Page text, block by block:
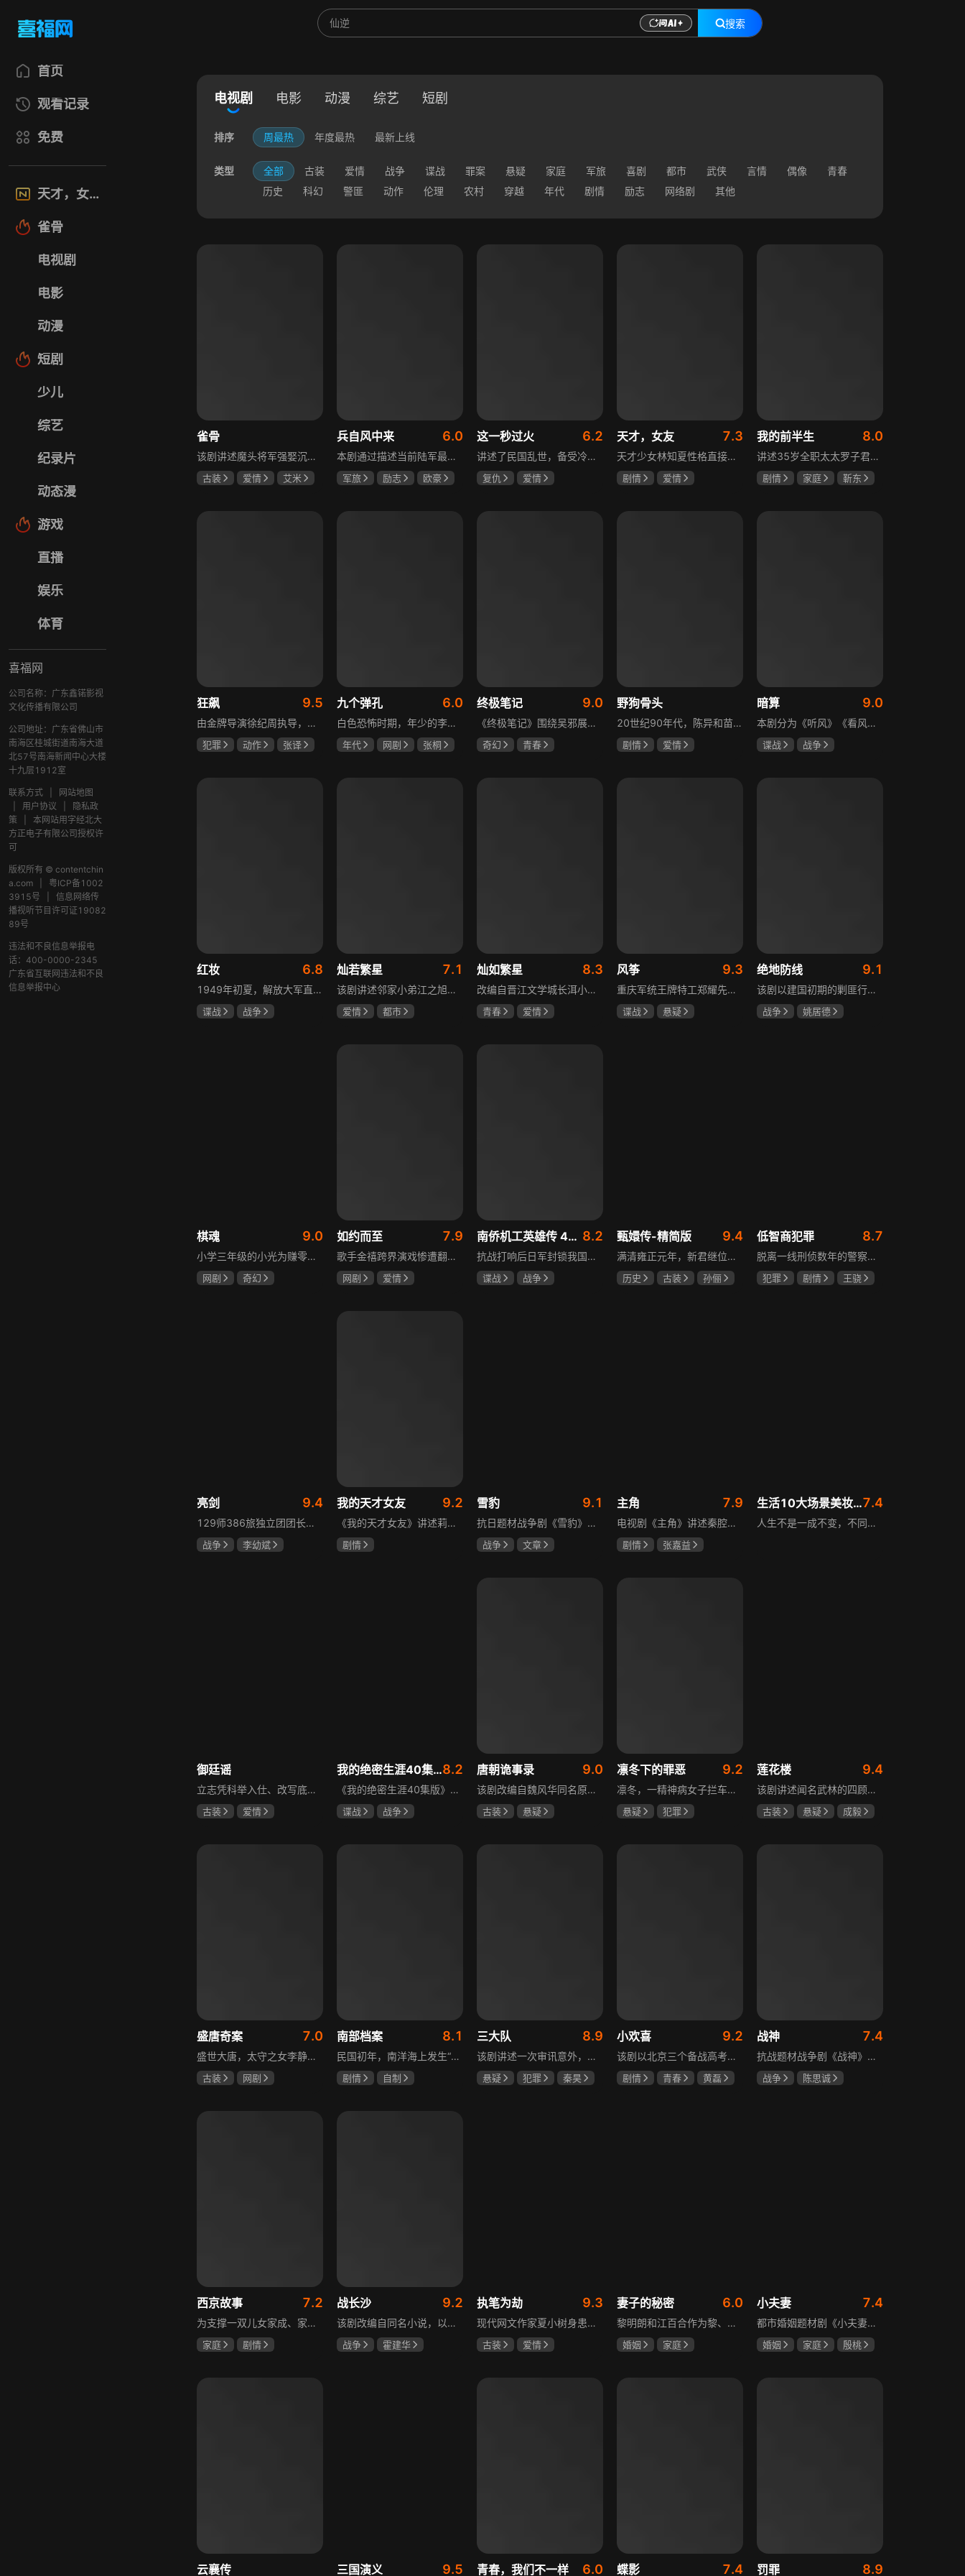
搜索
首页
观看记录
免费
天才，女友
雀骨
电视剧
电影
动漫
短剧
少儿
综艺
纪录片
动态漫
游戏
直播
娱乐
体育
喜福网
公司名称：广东鑫锘影视
文化传播有限公司
公司地址：广东省佛山市
南海区桂城街道南海大道
北57号南海新闻中心大楼
十九层1912室
联系方式
网站地图
用户协议
隐私政
策
本网站用字经北大
方正电子有限公司授权许
可
版权所有 © contentchin
a.com
粤ICP备1002
3915号
信息网络传
播视听节目许可证19082
89号
违法和不良信息举报电
话：400-0000-2345
广东省互联网违法和不良
信息举报中心
电视剧 电影 动漫 综艺 短剧
排序 周最热 年度最热 最新上线
类型 全部 古装 爱情 战争 谍战 罪案 悬疑 家庭 军旅 喜剧 都市 武侠 言情 偶像
青春
历史
科幻 警匪 动作 伦理 农村 穿越 年代 剧情 励志 网络剧 其他
雀骨
该剧讲述魔头将军强娶沉迷机关术的财迷假千金，两人从契约夫妻起步，在生死局中互扒马甲，爱意与杀意交织共生。过程中他们揭露朝堂阴谋，破解生死乱局，最终共同守护家国太平，融合了权谋、爱情、冒险等多重元素，情节跌宕起伏。
古装 爱情
艾米
兵自风中来 6.0
本剧通过描述当前陆军最具新型作战特色的特战、空突、侦察、信息等代表性兵种的官兵练兵备战，在历次实战演习中磨砺意志技能、逐渐形成新质作战能力等故事，反映了某集团军党委坚决落实习主席新时代强军思想，着眼打造一流陆军，谋划转型，大力推进战斗力建设的历史担当，浓缩了陆军官兵改革面前备战打仗矢志强军的铁血追求、展现了新时代陆军官兵积极投身军队转型的全新风貌，是一部融合备战打仗、青春成长励志、英雄主义传承，同时将军人荣誉、使命、爱情熔为一炉的军事题材正能量大剧。
军旅 励志
欧豪
这一秒过火 6.2
讲述了民国乱世，备受冷眼的世家少爷慕容清峄与饱受苦难的复仇孤女任素素阴差阳错结缘相识，却因误会含恨而别。两人再重逢，却身份错位，陷入爱恨交织的极限拉扯中。二人历经世事波折与生离死别，最后携手直面乱世危局。
复仇
爱情
天才，女友 7.3
天才少女林知夏性格直接、不善交际，从小没有好友。考入省一中后，她因解题比拼与性格阳光的学霸江逾白相识并成为同桌。作为社交达人的江逾白帮林知夏融入集体交到汤婷婷、段启言、沈负暄、金百慧等朋友，林知夏为表达感谢帮他补习功课，两人渐渐从竞争走向互助，最终成为最好的朋友。俩人还一同解决同学被骗、一起参加社团活动与省数学竞赛，在这个过程中，江逾白对林知夏感情渐生，但只把爱意埋在心里。林知夏被保送复旦后，江逾白准备在毕业之旅对她告白，却因母亲卷入诈骗案而遗憾离开，俩人最终能否冲破阻碍走到一起
剧情
爱情
我的前半生 8.0
讲述35岁全职太太罗子君因丈夫突然离婚陷入人生谷底，带孩子闯入社会，从安逸走向落魄。贺涵作为事业有成的精英，平静生活被罗子君打破，需应对各类突发状况。生活逼迫罗子君重拾骨气，贺涵也收获温暖，二人历经波折，罗子君实现自我成长，贺涵也找到人生新方向，展现都市女性蜕变与情感纠葛。
剧情 家庭
靳东
狂飙 9.5
由金牌导演徐纪周执导，张译、张颂文、李一桐、张志坚、吴刚领衔主演，倪大红、韩童生、李建义特邀主演的中央政法委重点项目。一部扫黑除恶坚决斗争的回忆录，横跨20年的群像叙事全景式展现时代变迁下的黑白较量与复杂人性。
犯罪 动作
张译
九个弹孔 6.0
白色恐怖时期，年少的李智信家破人亡后投身革命武装，因作战有勇有谋获“小狼崽子”绰号。他长期率部孤悬敌后，与日寇、反动派对决，多次负伤仍不改初心。凭借坚韧意志，他从游击队员成长为新四军干部、解放军司令员，身上的九个弹孔是他践行革命誓言、见证成长的勋章。
年代 网剧
张桐
终极笔记 9.0
《终极笔记》围绕吴邪展开，他因好奇三叔经历，历险归来收神秘录像带后卷入阴谋，只身闯格尔木疗养院偶遇张起灵等六人组队，在西王母宫发现陨玉，却遇三叔失踪、张起灵失忆。众人寻记忆探张家古楼，因裘德考介入受阻，后联手霍老太再探遭意外，谜团未解，吴邪被迫伪装成三叔，剧情充满冒险与悬疑。
奇幻
青春
野狗骨头
20世纪90年代，陈异和苗靖因父母相识结缘，从充满敌意到彼此依靠，后因家庭变故不得不相依为命。大学时苗靖告白，陈异却因纵火案逼她离开藤城。多年后重逢，陈异为保护苗靖以身入局，两人并肩对抗走私团伙，最终陈异告白，两人终成眷属。
剧情
爱情
暗算 9.0
本剧分为《听风》《看风》和《捕风》三个篇章，三者在时间关系及故事上相对独立，又千丝万缕。听风，即无线电侦听者，是一群“靠耳朵打江山”的人，他们的耳朵可以听到天外之音、无声之音、秘密之音。看风，即密码破译的人，是一群“善于神机妙算”的人，他们的慧眼可以识破天机、释读天书、看阅无字之书。捕风，即我党地下工作者，在国民党大肆实施白色恐怖时期，他们是牺牲者更是战斗者，乔装打扮深入虎穴，迎风而战，为缔造共和国立下不朽的丰功伟业。
谍战
战争
红妆 6.8
1949年初夏，解放大军直抵上海，国民党国防部保密局的中共地下党员邓家骥奉命撤往台湾，其妻同为地下党的沈荷因临产被留在上海。新中国成立之初，面对敌特的破坏活动，斗争形势严峻，沈荷隐藏真实身份，继续与敌人展开新一轮斗争，在隐秘战线坚守信仰，为新政权的稳定默默奉献。
谍战
战争
灿若繁星 7.1
该剧讲述邻家小弟江之旭留学归来，竟成了夏千星的顶头上司。从小管着江之旭、事事压他一头的夏千星无法接受，两人互不服气，在公司内外明争暗斗。江之旭借职位刁难夏千星，夏千星则用姐姐身份压制他，然而夏千星不知道，江之旭拼尽全力坐上这个位子，就是为了陪在她身边保护她。
爱情
都市
灿如繁星 8.3
改编自晋江文学城长洱小说《狭路》，讲述心理学博士林晚星遭遇变故后返乡任教，邂逅顶级教练王法，带领垫底差生逆袭追梦的热血救赎故事。林晚星用“自由式”教育，培养少年们的独立人格，帮他们学会生活、融洽自我、发现所爱、勇于追求，诠释“不远狭路，终见光明”的成长内核。
青春
爱情
风筝 9.3
重庆军统王牌特工郑耀先实为潜伏的中共特工“风筝”，上线牺牲后他与组织失联，解放后化名周志乾继续提供情报。身份证实后他仍协助破获特务案，三十年情报生涯中他遭敌人追杀、妻离子散，为国家牺牲是他的人生价值。
谍战
悬疑
绝地防线 9.1
该剧以建国初期的剿匪行动为背景，讲述中国人民解放军西线小分队追击黑山寺国民党残部的故事。小分队在执行任务过程中，严格遵照上级指示，既要完成军事目标，又全力保护沿途百姓的生命财产安全，同时对残部人员采取劝降与救治相结合的策略。最终，小分队成功控制了区域内的疫情，救出了愿意投诚的士兵，圆满完成了剿匪解救任务，展现了解放军的优良作风与使命担当。
战争
姚居德
棋魂 9.0
小学三年级的小光为赚零用钱到爷爷家寻宝，偶然翻出旧棋盘，接触棋盘的一瞬间，附身棋盘中的棋士褚嬴的灵魂进入了小光体内。后来小光在学校围棋会所结识少年天才小亮，为测试褚嬴实力，小光贸然与小亮对弈并小胜，他误以为褚嬴棋力平平，小亮却大受打击。数日后小亮再次挑战，再次惨败在褚嬴手下，二人从此成了相爱相杀的棋坛宿敌。在褚嬴指导下，小光进步神速，逐渐对围棋产生兴趣，最终在全国大赛与小亮激战中，褚嬴下出绝妙一局，小光却看出更高一着，终于在自己努力、褚嬴帮助和与小亮的磨练中，独立对弈，燃起真正的棋魂。
网剧
奇幻
如约而至 7.9
歌手金禧跨界演戏惨遭翻车，全网群嘲演技拉胯！不服输的他另辟蹊径，转行试水音乐剧，誓要逆袭打脸。机缘巧合下，他对高冷硬核的金牌音乐剧导演宁瑾一见心动，两人意外留下暧昧一吻，转头试镜现场再度狭路相逢。宁瑾本就抵触偶像跨界，对半路空降的流量新人金禧百般严苛，花式魔鬼训练轮番上线。金禧顶住剧团前辈排挤、同行暗算、舆论刁难等重重危机，日夜苦练打磨演技，慢慢褪去偶像光环、解锁真实自我，一点点打动高冷导演和剧团众人。一路走来，二人历经误会争执、事业危机、亲情心结、分手磨合多重考验，在并肩拯救濒临倒闭的剧团、携手打磨《倩女幽魂》剧目、共渡舞台难关的过程中，情愫渐生、双向治愈。最终剧目首演大获成功，叛逆
网剧
爱情
南侨机工英雄传 43集版 8.2
抗战打响后日军封锁我国运输路线，神鼓滇缅公路撑起抗战后勤补给，因急缺司机和技工，三千余名南洋华侨毅然归国共赴国难。方家兄弟是典型代表，大哥方天海表面投靠日军实为中共地下工作者，委曲求全游走生死间；弟弟方千树从纨绔子弟成长为抗日战士。剧集以真实历史为背景，展现华侨爱国情怀与民族大义。
谍战
战争
甄嬛传-精简版 9.4
满清雍正元年，新君继位后朝堂看似祥和实则暗流涌动，后宫华妃与皇后分庭抗礼，各方势力裹挟其中凶险异常，太后主持选秀拉开帷幕，大理寺少卿甄远道长女甄嬛意外得雍正赏识步入皇宫，在皇后与华妃的夹击下，甄嬛小心周旋忍辱负重，不得不用智慧保护自己，一次次卷入残酷宫闱斗争。
历史 古装
孙俪
低智商犯罪 8.7
脱离一线刑侦数年的警察张一昂，因省厅匿名举报信被派往三江口调查。他刚到就遇刑警队长被害，洗清嫌疑时意外抓获连环杀人案凶手，迅速建立声望。张一昂锁定当地富商周荣团伙，蠢贼间勾心斗角的蝴蝶效应助警方屡建奇功，最终查明同僚遇害真相，让真凶落网。剧集以喜剧风格展现刑侦故事，充满黑色幽默。
犯罪 剧情
王骁
亮剑 9.4
129师386旅独立团团长李云龙敢想敢干、不按规矩办事，脾气火爆性格直爽，带领独立团展现出敢于拼杀的劲头，接连击败坂田连队、山崎大队、山本部队，名声大噪却因屡次犯规遭贬斥。抗战时期他与国军358团团长楚云飞惺惺相惜，徐蚌会战中一较高下双双重伤，养病期间李云龙与护士田雨相恋，两人及亲人战友历经国家沧桑巨变。
战争
李幼斌
我的天才女友 9.2
《我的天才女友》讲述莉拉和莱侬这对好朋友的童年与少年时代。故事从友情开始，描绘女性友情的微妙变化——她们相互支持、妒忌和猜疑，又不断向外拓展，在与外部世界的试探中为自己塑形。莉拉聪明漂亮，莱侬羡慕她的天赋与决断力，两人都视对方为隐秘镜子，暗暗角力，展现女性成长中的复杂关系与自我探寻。
剧情
雪豹 9.1
抗日题材战争剧《雪豹》讲述抗日女学生陈怡是一个在革命道路上逐渐成长起来的优秀青年。从慷慨激昂的热血学生，到成熟稳重的革命战士，甚至执行任务的时候还要扮演性格大胆奔放的交际花，打入到敌人内部获取情报。在做情报工作时，与搭档张楚扮假夫妻，多次身陷险境命悬一线。周卫国原本是一名玩世不恭的富家子弟，却不乏热血，抗战时为了保护初恋女友，举枪杀了一名日本人，由此改名换姓走上了革命道路，从国民党中央军校到德国军校，再到回国创建中国第一支特战部队，成为了一个真正的传奇英雄。
战争
文章
主角 7.9
电视剧《主角》讲述秦腔名伶忆秦娥阴差阳错被舅舅胡三元带入剧团，历经近半个世纪兴衰起伏，从牧羊女成长为一代秦腔名伶的故事，剧集以秦腔发展为脉络映射大历史起落，反映中国社会四十年变迁中普通人的情感生活与命运，展现传统艺术传承与时代变迁的交织。
剧情
张嘉益
生活10大场景美妆秘籍7.4
人生不是一成不变，不同的场合不同的角色，适宜的妆容造型往往能帮助人们建立自信、破冰社交，开启一个良好开端，做到事半功倍。姜月辉老师亲自打造的《10大生活场景角色妆容课程》，将针对不同的生活场景和角色需求，教授相应的妆容造型技巧，让学员轻松驾驭每个人生角色，打造出适合自己的妆容，提升个人形象和气质。
御廷谣
立志凭科举入仕、改写底层命运的孤女孟廷辉因意外结识微服私访的少年新帝英寡，二人联手铲除沙州官匪，英寡赏识其胆识智谋，暗中助力她赴京赶考。孟廷辉入京后遭科举舞弊构陷，凭智勇自证清白，被英寡破格任命为察闻院主事，清查虎啸帮、晚香阁等黑恶势力，逐步牵出血月会复国阴谋与朝堂权斗。二人从君臣知己渐生情愫，历经身世谜团、朝堂阻力与边境战乱，最终平定叛乱、整肃朝纲，携手共护江山万民。
古装
爱情
我的绝密生涯40集版8.2
《我的绝密生涯40集版》以1931年东北为背景，苏联特使引发暗杀行动，商人关郁达卷入被重伤失踪，妻子谭梓君带家人在新京安顿。八年后关郁达打入日本特务机关为我党提供情报，与谭梓君相遇却因身份不能相认，谭梓君心中充满怀疑。
谍战
战争
唐朝诡事录 9.0
该剧改编自魏风华同名原著，讲述繁华大唐盛世下发生的一系列奇闻异事。长安金吾卫中郎将卢凌风与狄公亲传弟子苏无名携手，共破《长安红茶》《石桥图》等九个诡异案件，从新娘失踪案到宫廷秘闻，从朝堂到乡间，他们在破案过程中相互了解，逐渐成长，共同守护苍生，担负起挽救社稷于危急的使命。
古装
悬疑
凛冬下的罪恶 9.2
凛冬，一精神病女子拦车报案，称丈夫杀人，刑警沈栋梁吴红兵由此揭开系列碎尸案真相。然而风浪未平，储蓄所抢劫杀人案，少女失踪案，流窜抢车案接连发生，沈栋梁与吴红兵追凶之际，竟牵出改变二人命运的人性悲剧。
悬疑
犯罪
莲花楼 9.4
该剧讲述闻名武林的四顾门门主李相夷在一次大战后身受重伤，从此退隐江湖成为淡泊名利的“假神医”李莲花。他遇到新交方多病与旧敌笛飞声后，重新卷入江湖。江湖暗流涌动，疑团扑朔迷离，抽丝剥茧方能断出真相，一段荡气回肠的侠义情即将热血展开，展现了侠义、探案与江湖恩怨交织的精彩故事。
古装 悬疑
成毅
盛唐奇案 7.0
盛世大唐，太守之女李静澜天赋异禀，擅验尸断案，与神秘“鬼探”决明、武艺高强的捕快苏御安联手追凶，揭开一桩桩离奇悬案：双生姐妹的生死置换、跨越十七年的书生冤案、雅集会上的连环仪式杀人等。在迷雾与鲜血中，李静澜与决明暗生情愫，彼此扶持，坚守心中正道，挣脱宿命桎梏。盛世灯火之下，他们以智慧与勇气涤荡污浊，书写下一段守护正义与清明的传奇。
古装
网剧
南部档案 8.1
民国初年，南洋海上发生“水鬼望乡”离奇命案，张家外派调查神秘事务的南部档案馆坐办张海盐、张海虾二人搭档亲往调查，却意外卷入了一个用于猎杀海外张家人的绝命死局。张海虾以自己的死谋局求解，送张海盐上了“南安号”巨轮回厦城以图他能够有一线生机，但这趟波澜诡谲的航程似乎才刚刚起航，一手遮天的军阀大佬、单纯执着的少年账房、还有十年未见的至亲故人……张海盐独自面对着接踵而至的意外，而当他踏上厦城的那一刻，真正属于两个少年的命运才初初开始转动。
剧情
自制
三大队 8.9
该剧讲述一次审讯意外，三大队刑警程兵入狱服刑，队友受牵连脱警、降职，曾经的警界精英三大队分崩离析。十年牢狱，程兵重获自由，失去一切，而案件的犯罪嫌疑人王大勇依旧在逃。穿一天警服，终身是正义，不甘化作执着，利刃再次出鞘，程兵和三大队的兄弟重新集结踏上追凶之路，在孤独漫长的旅途中配合警方千里追凶，也在这苦行僧一样的历程中重新找到人生的坐标和生命的意义。本片根据原载于“网易人间”作者深蓝的《请转告局长，三大队任务完成》改编。
悬疑 犯罪
秦昊
小欢喜 9.2
该剧以北京三个备战高考的家庭为核心，讲述童文洁与方一凡、宋倩与乔英子、季胜利与季杨杨这几组亲子，在升学压力下，围绕成绩、陪伴、沟通等问题产生的矛盾与磨合，展现了中年家长与青春期孩子共同成长的温馨故事。
剧情 青春
黄磊
战神 7.4
抗战题材战争剧《战神》讲述太行山一带，八路军游击队司令龙大谷骁勇善战、机智过人，15岁就参加了红军，身经百战，被军中将士们奉为“战神”。抗日战争爆发前，龙大谷因在抗大学习期间为替警卫员李广出头，一时冲动出手打了同期学员张道平，受了处分。以至于在红军缩编为八路军之时，龙大谷从原来的红军副师长降为游击队司令，随行上任的只有警卫员李广和参谋刘水泉二人，以及上级领导田烽给他的五十块大洋。即便如此，龙大谷依然不屈不挠，硬是在山西这块热土上平地拉起一支敢打、能拼、必胜，号称“龙支队”的作战队伍，凭借丰富的作战经验打赢了一场又一场的恶战，威震敌方！
战争
陈思诚
西京故事 7.2
为支撑一双儿女家成、家秀的“求学大业”，一家之主罗天福携妻子慧娟进了西京城。在西京城里，罗天福见证了身边的小人物们在大城市的生存之难，自身也经历了种种艰辛：饼铺生意屡屡受挫，妻子慧娟不满他“固执守旧”的经营方式闹起分居，儿子家成无法适应从乡村到城市的生活状况不断离校出走，重重打击不断袭来，使他头一次对自己坚守多年的人生观和价值观产生怀疑。自己这样做究竟是对是错，城市是不是真的不适合他这种“坚持老一套”的人生存。女儿家秀的支持鼓励使罗天福重拾信心，那些曾经接受罗天福帮助的人也反过来帮助他，纠缠不清的矛盾随之一一化解。罗家人终于在西京这座大城扎下了根，向着美好的未来继续前行。该剧围绕农村家庭在城市的奋斗历程展开，展现了小人物的坚韧与善良，充满了励志色彩与现实关怀。
家庭
剧情
战长沙 9.2
该剧改编自同名小说，以中国近代史上著名的“长沙会战”为背景，借由长沙城一户普通胡姓人家在战争中的命运浮沉，展现战火的无情以及在日军铁蹄侵略下中华儿女奋起抗战的不屈精神。1938年10月日军攻陷武汉，长沙危在旦夕，城中茶园巷的胡家人在孙女婿薛君山的支持下，为最宠爱的龙凤胎湘湘和小满安排退路。薛君山先将湘湘介绍给留洋归来保卫长沙的顾清明，可惜二人一见面便势同水火，薛君山只好另选人家。湘湘订婚当日，蒋介石密令火烧长沙，因指挥失当酿成巨大灾难，繁华古城毁于一旦，很多人包括湘湘的未婚夫一家被活活烧死。焦土上，各地英雄儿女齐聚长沙，和湖南人民一起阻挡敌人铁蹄，胡家人也在劫难中演绎了一幕幕悲欢离合。
战争
霍建华
执笔为劫 9.3
现代网文作家夏小树身患绝症，临终前未能完成最后一部长篇小说，带着遗憾离世，却意外穿越进自己笔下的世界，成为书中的明月公主。夏小树步步为营，一次次改写危机。当夏小树耗尽预知，失去剧本掌控，她和萧景琰的命运急转直下。萧景琰被逼另娶他人，两人被迫私奔，却在曙光初现时遭遇追兵——夏小树中箭身亡，萧景琰抱着她痛不欲生。十年后，登基为帝的萧景琰在上元灯会上，遇见一个提着兔子灯的姑娘，与当年的明月一模一样……
古装
爱情
妻子的秘密 6.0
黎明朗和江百合作为黎、江两大集团的继承人，即将订婚，一场完美婚姻却在一日之间沦为悲剧前奏。订婚当日变故夺去百合父母生命，她临危受命挑起江氏重担，明朗不顾家人反对将她接进黎家。黎母想赶走百合，秘书宁夏誓夺回明朗，大哥黎天图谋篡夺黎氏家产，三个家庭命运就此牵动。千万巨债、身世之谜、婆媳之争、丧子之痛等接踵而至，明朗与百合的爱情历经重重危机，迷失的错爱能否被真情指引。
婚姻
家庭
小夫妻 7.4
都市婚姻题材剧《小夫妻》围绕经营十年婚姻的周全与车莉展开，原本家庭美满的二人突遭变故：周全怀才不遇还意外被裁员，车莉则被迫赶鸭子上架仓促创业，不可预期的生活变动让他们的婚姻陷入僵局。而立之年的两人，在现实压力与情感拉扯中挣扎，面临诸多矛盾与考验，他们能否重新调整生活节奏，修复婚姻关系，回到幸福生活的轨道，是该剧的核心看点。
婚姻 家庭
殷桃
云襄传 三国演义 9.5 青春，我们不一样 6.0 蝶影 7.4 罚罪 8.9